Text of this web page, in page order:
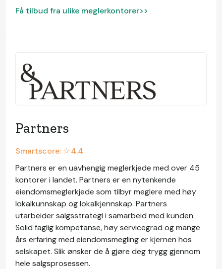
Få tilbud fra ulike meglerkontorer>>
Partners
Smartscore: ☆4.4
Partners er en uavhengig meglerkjede med over 45
kontorer i landet. Partners er en nytenkende
eiendomsmeglerkjede som tilbyr meglere med høy
lokalkunnskap og lokalkjennskap. Partners
utarbeider salgsstrategi i samarbeid med kunden.
Solid faglig kompetanse, høy servicegrad og mange
års erfaring med eiendomsmegling er kjernen hos
selskapet. Slik ønsker de å gjøre deg trygg gjennom
hele salgsprosessen.